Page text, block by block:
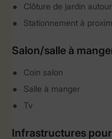
Clôture de jardin
Stationnement à
Salon/salle à
Coin salon
Salle à manger
Tv
Infrastructures